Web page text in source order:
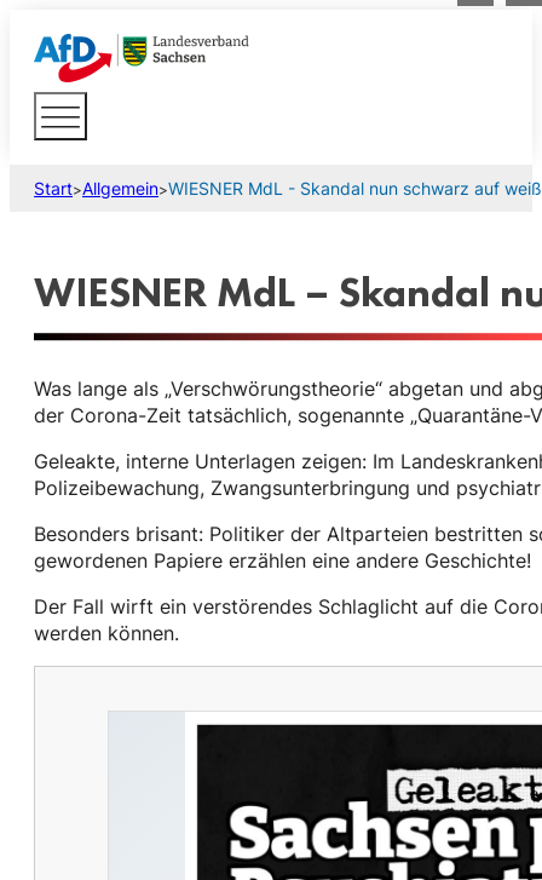
Start>Allgemein>WIESNER MdL - Skandal nun schwarz auf weiß
WIESNER MdL – Skandal
Was lange als „Verschwörungstheorie“ abgetan und
der Corona-Zeit tatsächlich, sogenannte
Geleakte, interne Unterlagen zeigen: Im
Polizeibewachung, Zwangsunterbringung und
Besonders brisant: Politiker der Altparteien bestritten
gewordenen Papiere erzählen eine andere Geschichte!
Der Fall wirft ein verstörendes Schlaglicht auf die
werden können.